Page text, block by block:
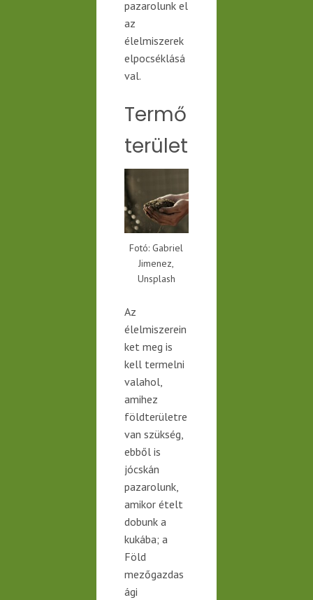
pazarolunk el
az
élelmiszerek
elpocséklásá
val.
Termő
terület
Fotó: Gabriel
Jimenez,
Unsplash
Az
élelmiszerein
ket meg is
kell termelni
valahol,
amihez
földterületre
van szükség,
ebből is
jócskán
pazarolunk,
amikor ételt
dobunk a
kukába; a
Föld
mezőgazdas
ági